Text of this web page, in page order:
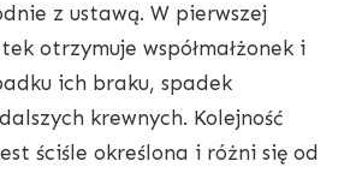
z ustawą. W pierwszej
otrzymuje współmałżonek i
ich braku, spadek
krewnych. Kolejność
ściśle określona i różni się od